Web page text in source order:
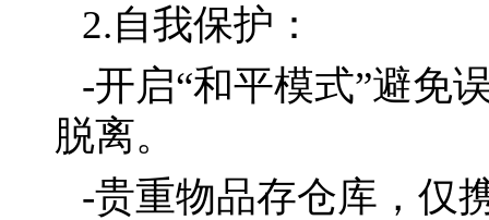
2.自我保护：
-开启“和平模式”避免
脱离。
-贵重物品存仓库，仅